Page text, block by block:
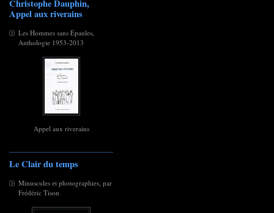
Christophe Dauphin,
Appel aux riverains
Les Hommes sans Épaules,
Anthologie 1953-2013
Appel aux riverains
Le Clair du temps
Minuscules et photographies, par
Frédéric Tison